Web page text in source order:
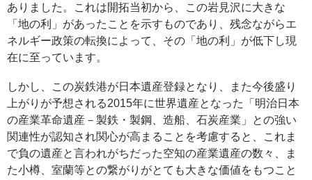
ありました。これは開拓当初から、この岩見沢に大きな
「地の利」があったことを示すものであり、残念ながらエ
ネルギー政策の転換によって、その「地の利」が低下し現
在に至っています。
しかし、この炭鉄港が日本遺産登録となり、また今後盛り
上がりが予想される2015年に世界遺産となった「明治日本
の産業革命遺産－製鉄・製鋼、造船、石炭産業」との強い
関連性が認知され関心が高まることを考慮すると、これま
で負の遺産と言われがちだった空知の産業遺産の数々、ま
た小樽、室蘭等との繋がりがとても大きな価値をもつこと